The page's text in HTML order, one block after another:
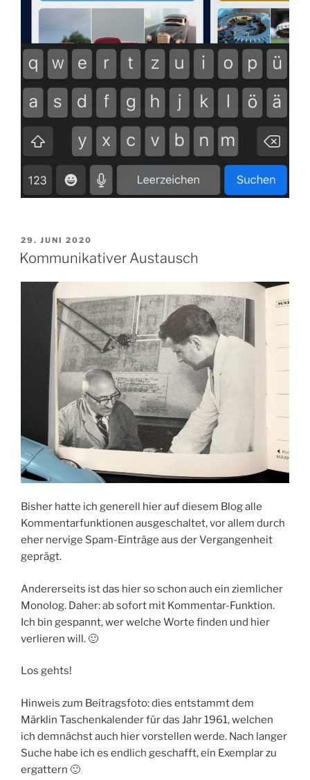
VERÖFFENTLICHT
AM
29. JUNI 2020
Kommunikativer Austausch
Bisher hatte ich generell hier auf diesem Blog alle
Kommentarfunktionen ausgeschaltet, vor allem durch
eher nervige Spam-Einträge aus der Vergangenheit
geprägt.
Andererseits ist das hier so schon auch ein ziemlicher
Monolog. Daher: ab sofort mit Kommentar-Funktion.
Ich bin gespannt, wer welche Worte finden und hier
verlieren will. 🙂
Los gehts!
Hinweis zum Beitragsfoto: dies entstammt dem
Märklin Taschenkalender für das Jahr 1961, welchen
ich demnächst auch hier vorstellen werde. Nach langer
Suche habe ich es endlich geschafft, ein Exemplar zu
ergattern 🙂